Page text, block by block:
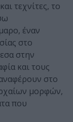
τεχνίτες, το
έναν
στο
στην
και τους
στο
μορφών,
που